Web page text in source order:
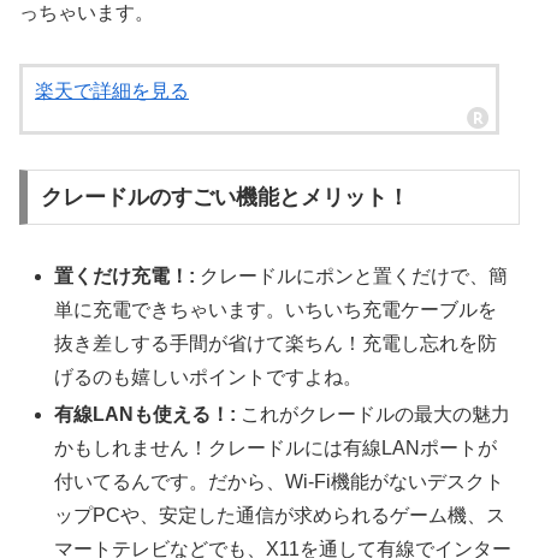
っちゃいます。
楽天で詳細を見る
クレードルのすごい機能とメリット！
置くだけ充電！: クレードルにポンと置くだけで、簡
単に充電できちゃいます。いちいち充電ケーブルを
抜き差しする手間が省けて楽ちん！充電し忘れを防
げるのも嬉しいポイントですよね。
有線LANも使える！: これがクレードルの最大の魅力
かもしれません！クレードルには有線LANポートが
付いてるんです。だから、Wi-Fi機能がないデスクト
ップPCや、安定した通信が求められるゲーム機、ス
マートテレビなどでも、X11を通して有線でインター